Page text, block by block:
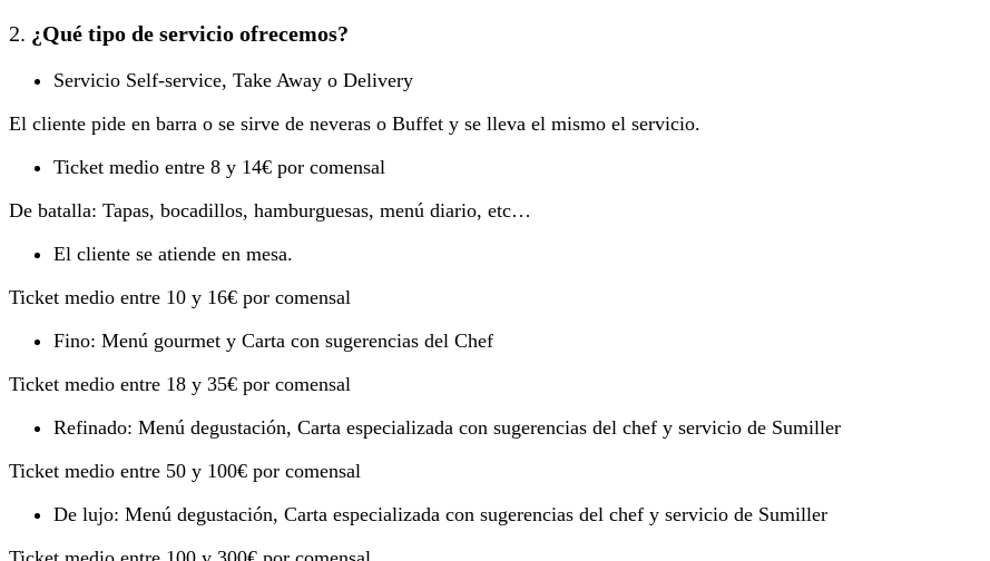
2. ¿Qué tipo de servicio ofrecemos?
Servicio Self-service, Take Away o Delivery
El cliente pide en barra o se sirve de neveras o Buffet y se lleva el mismo el servicio.
Ticket medio entre 8 y 14€ por comensal
De batalla: Tapas, bocadillos, hamburguesas, menú diario, etc…
El cliente se atiende en mesa.
Ticket medio entre 10 y 16€ por comensal
Fino: Menú gourmet y Carta con sugerencias del Chef
Ticket medio entre 18 y 35€ por comensal
Refinado: Menú degustación, Carta especializada con sugerencias del chef y servicio de Sumiller
Ticket medio entre 50 y 100€ por comensal
De lujo: Menú degustación, Carta especializada con sugerencias del chef y servicio de Sumiller